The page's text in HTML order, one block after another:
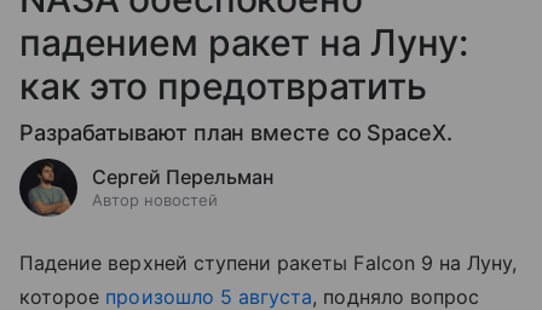
падением ракет на Луну:
как это предотвратить
Разрабатывают план вместе со SpaceX.
Сергей Перельман
Автор новостей
Падение верхней ступени ракеты Falcon 9 на Луну,
которое произошло 5 августа, подняло вопрос